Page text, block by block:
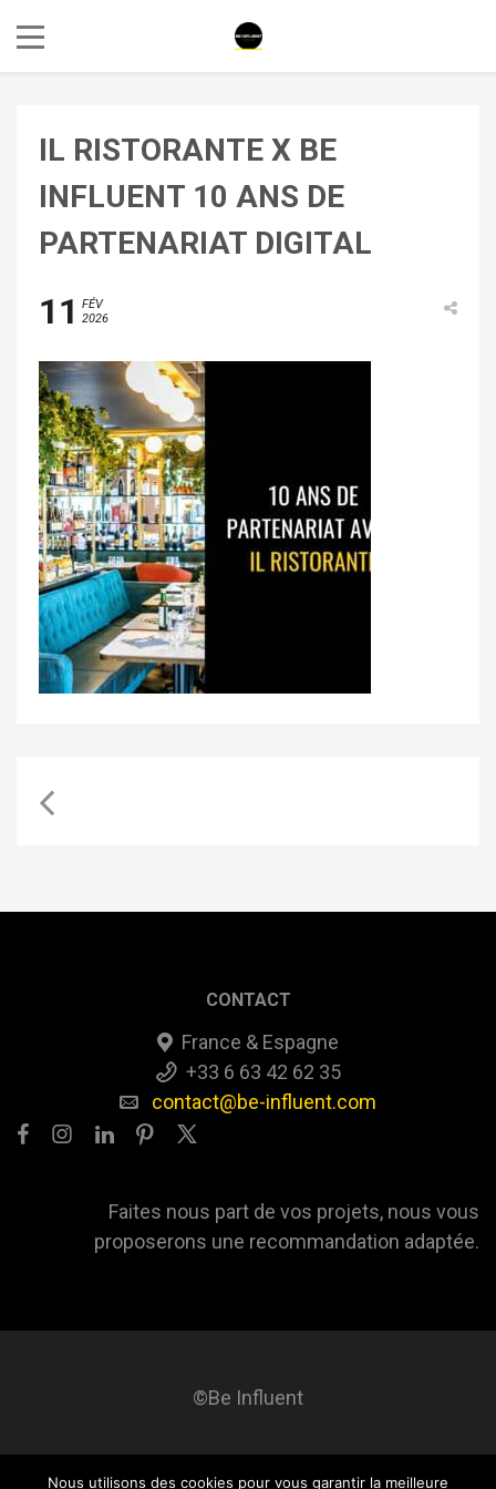
IL RISTORANTE X BE
INFLUENT 10 ANS DE
PARTENARIAT DIGITAL
11
FÉV
2026
CONTACT
France & Espagne
+33 6 63 42 62 35
contact@be-influent.com
Faites nous part de vos projets, nous vous
proposerons une recommandation adaptée.
©Be Influent
Nous utilisons des cookies pour vous garantir la meilleure